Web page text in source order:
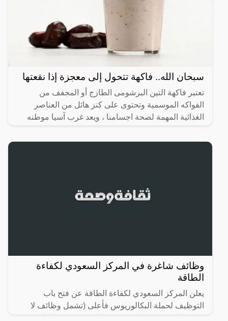
سبحان الله.. فاكهة تتحول إلى معجزة إذا نقعتها
تعتبر فاكهة التين البرشومى الطازج أو المجفف من
الفواكه الموسمية وتحتوى على كنز هائل من العناصر
الغذائية المهمة لصحة اجسامنا ، ويعد غرب آسيا موطنه
وظائف شاغرة في المركز السعودي لكفاءة
الطاقة
يعلن المركز السعودي لكفاءة الطاقة عن فتح باب
التوظيف لحملة البكالوريوس فأعلى (تشمل وظائف لا